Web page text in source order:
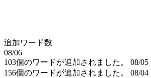
追加ワード数
08/06
103個のワードが追加されました。
08/05
156個のワードが追加されました。
08/04